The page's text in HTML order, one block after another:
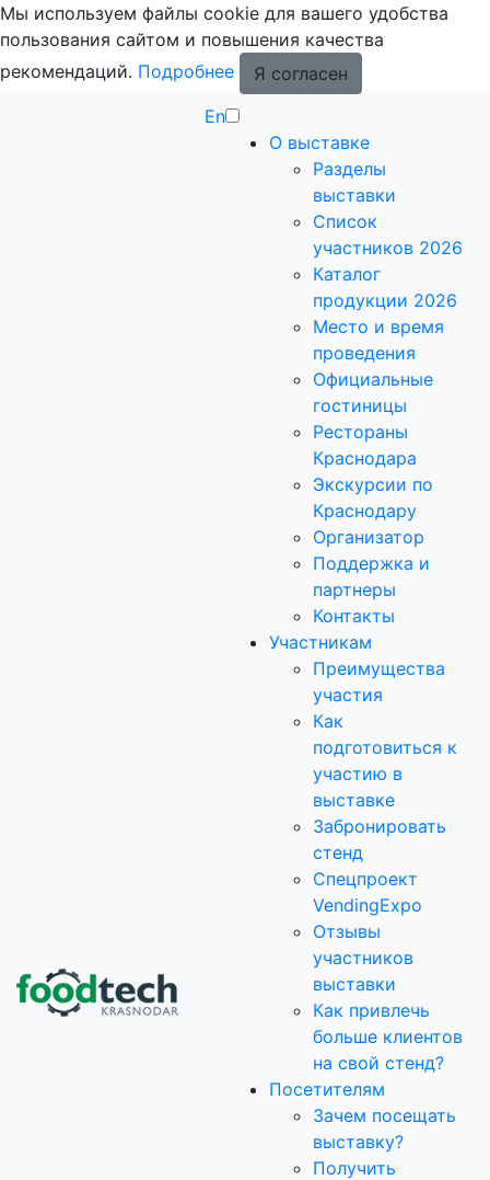
Мы используем файлы cookie для вашего удобства
пользования сайтом и повышения качества
рекомендаций. Подробнее
Я согласен
En
О выставке
Разделы
выставки
Список
участников 2026
Каталог
продукции 2026
Место и время
проведения
Официальные
гостиницы
Рестораны
Краснодара
Экскурсии по
Краснодару
Организатор
Поддержка и
партнеры
Контакты
Участникам
Преимущества
участия
Как
подготовиться к
участию в
выставке
Забронировать
стенд
Спецпроект
VendingExpo
Отзывы
участников
выставки
Как привлечь
больше клиентов
на свой стенд?
Посетителям
Зачем посещать
выставку?
Получить